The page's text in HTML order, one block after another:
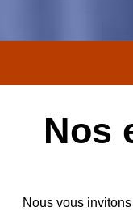
Nos
Nous vous